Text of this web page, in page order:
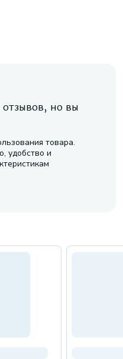
но вы
товара.
удобство и